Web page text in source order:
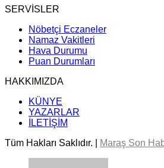
SERVİSLER
Nöbetçi Eczaneler
Namaz Vakitleri
Hava Durumu
Puan Durumları
HAKKIMIZDA
KÜNYE
YAZARLAR
İLETİŞİM
Tüm Hakları Saklıdır. |
Maraş Son